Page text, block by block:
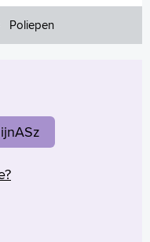
Poliepen